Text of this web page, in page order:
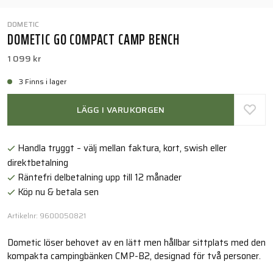
DOMETIC
DOMETIC GO COMPACT CAMP BENCH
1 099 kr
3 Finns i lager
LÄGG I VARUKORGEN
Handla tryggt – välj mellan faktura, kort, swish eller
direktbetalning
Räntefri delbetalning upp till 12 månader
Köp nu & betala sen
Artikelnr: 9600050821
Dometic löser behovet av en lätt men hållbar sittplats med den
kompakta campingbänken CMP-B2, designad för två personer.